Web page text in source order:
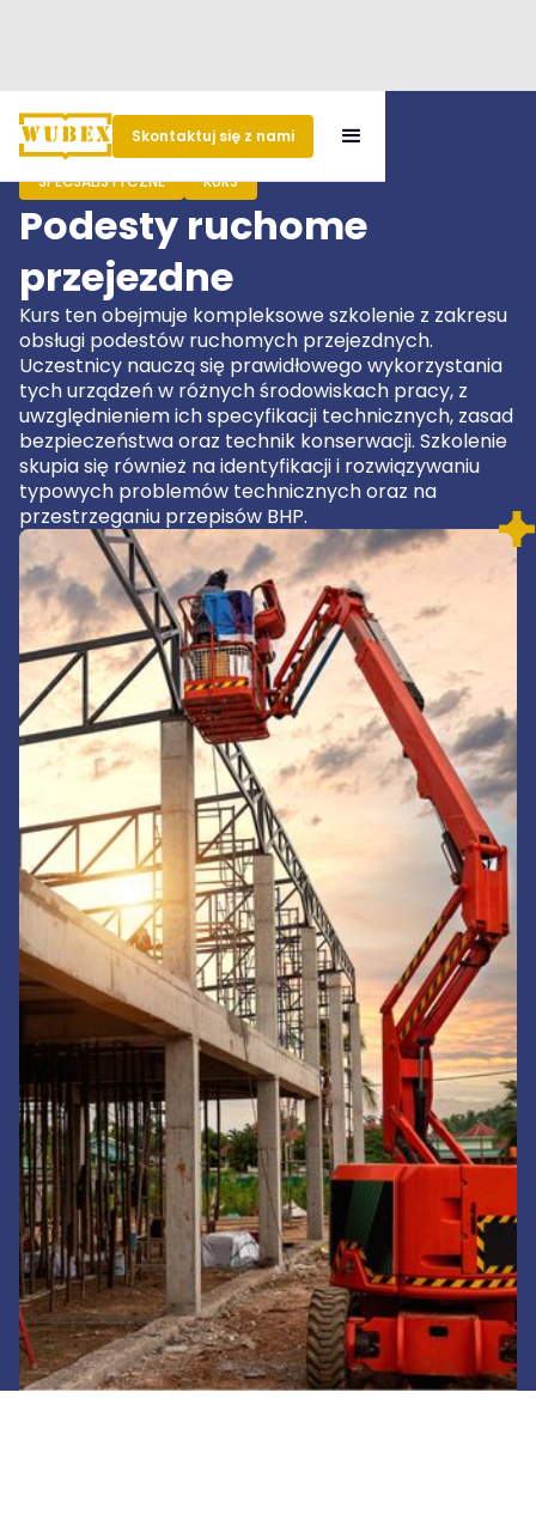
Skontaktuj się z nami
SPECJALISTYCZNE KURS
Podesty ruchome
przejezdne
Kurs ten obejmuje kompleksowe szkolenie z zakresu
obsługi podestów ruchomych przejezdnych.
Uczestnicy nauczą się prawidłowego wykorzystania
tych urządzeń w różnych środowiskach pracy, z
uwzględnieniem ich specyfikacji technicznych, zasad
bezpieczeństwa oraz technik konserwacji. Szkolenie
skupia się również na identyfikacji i rozwiązywaniu
typowych problemów technicznych oraz na
przestrzeganiu przepisów BHP.